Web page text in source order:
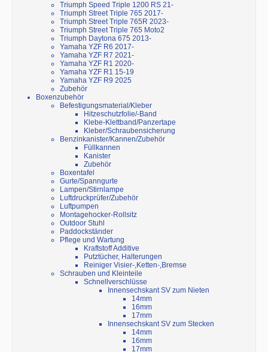
Triumph Speed Triple 1200 RS 21-
Triumph Street Triple 765 2017-
Triumph Street Triple 765R 2023-
Triumph Street Triple 765 Moto2
Triumph Daytona 675 2013-
Yamaha YZF R6 2017-
Yamaha YZF R7 2021-
Yamaha YZF R1 2020-
Yamaha YZF R1 15-19
Yamaha YZF R9 2025
Zubehör
Boxenzubehör
Befestigungsmaterial/Kleber
Hitzeschutzfolie/-Band
Klebe-Klettband/Panzertape
Kleber/Schraubensicherung
Benzinkanister/Kannen/Zubehör
Füllkannen
Kanister
Zubehör
Boxentafel
Gurte/Spanngurte
Lampen/Stirnlampe
Luftdruckprüfer/Zubehör
Luftpumpen
Montagehocker-Rollsitz
Outdoor Stuhl
Paddockständer
Pflege und Wartung
Kraftstoff Additive
Putztücher, Halterungen
Reiniger Visier-,Ketten-,Bremse
Schrauben und Kleinteile
Schnellverschlüsse
Innensechskant SV zum Nieten
14mm
16mm
17mm
Innensechskant SV zum Stecken
14mm
16mm
17mm